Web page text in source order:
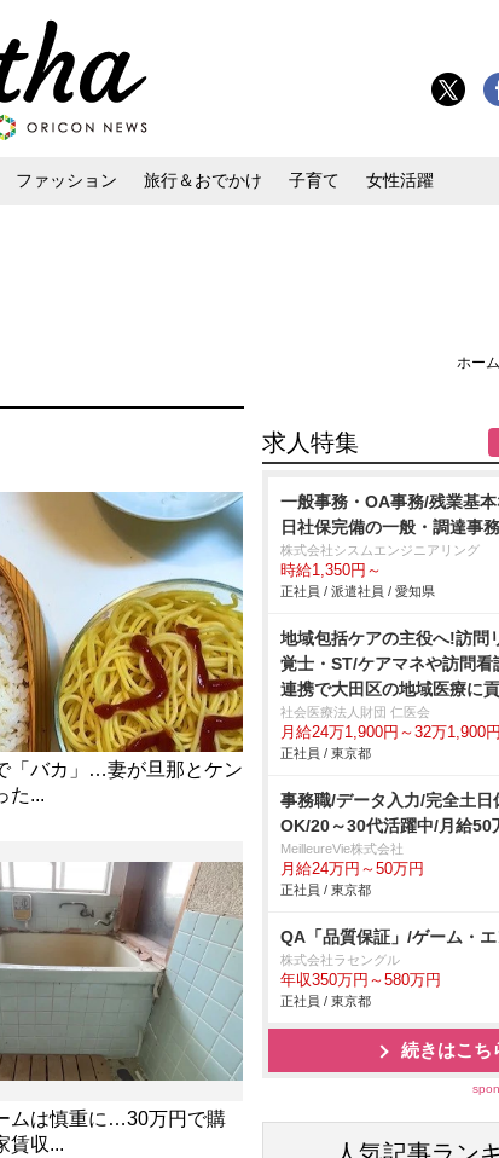
ファッション 旅行＆おでかけ 子育て 女性活躍
ホーム
「バカ」…妻が旦那とケン
た...
ムは慎重に…30万円で購
賃収...
求人特集
一般事務・OA事務/残業基
日社保完備の一般・調達事務
株式会社シスムエンジニアリング
時給1,350円～
正社員 / 派遣社員 / 愛知県
地域包括ケアの主役へ!訪問
覚士・ST/ケアマネや訪問看
連携で大田区の地域医療に
安心体制
社会医療法人財団 仁医会
月給24万1,900円～32万1,900円
正社員 / 東京都
事務職/データ入力/完全土日
OK/20～30代活躍中/月給50
MeilleureVie株式会社
月給24万円～50万円
正社員 / 東京都
QA「品質保証」/ゲーム・エ
株式会社ラセングル
年収350万円～580万円
正社員 / 東京都
続きはこち